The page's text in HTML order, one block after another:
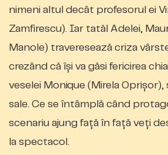
nimeni altul decât profesorul ei
Zamfirescu). Iar tatăl Adelei,
Manole) traveresează criza
crezând că îşi va găsi fericirea
veselei Monique (Mirela Oprişor),
sale. Ce se întâmplă când
scenariu ajung faţă în faţă veţi
la spectacol.